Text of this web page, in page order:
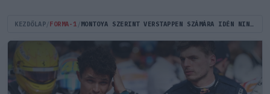
KEZDŐLAP FORMA-1 MONTOYA SZERINT VERSTAPPEN SZÁMÁRA IDÉN NINCS VISSZAÚT